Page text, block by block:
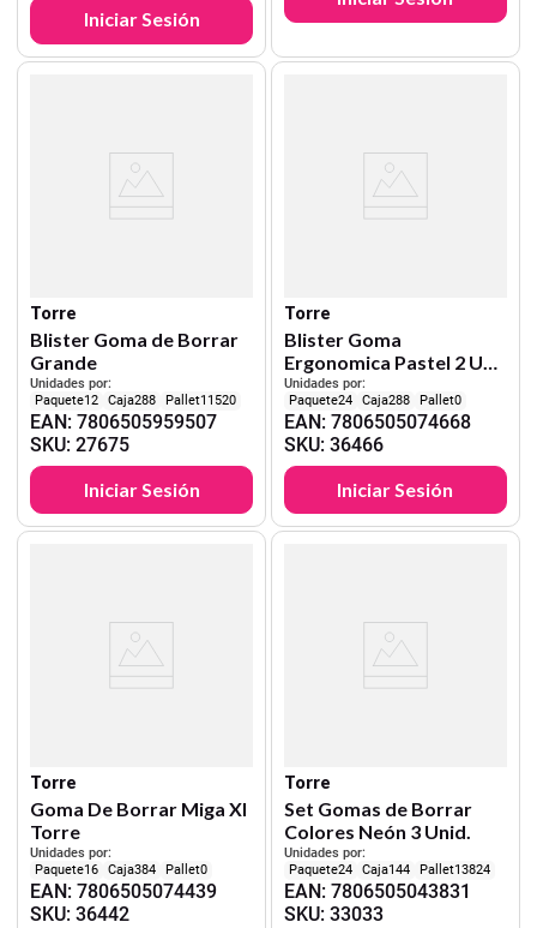
Iniciar Sesión
Torre
Blister Goma de Borrar
Grande
Unidades por:
12
288 11520
EAN:7806505959507
SKU:27675
Iniciar Sesión
Torre
Blister Goma
Ergonomica Pastel 2 Uni
Torre
Unidades por:
24
288 0
EAN: 7806505074668
SKU: 36466
Iniciar Sesión
Torre
Goma De Borrar Miga Xl
Torre
Unidades por:
16
384 0
EAN:7806505074439
SKU:36442
Torre
Set Gomas de Borrar
Colores Neón 3 Unid.
Unidades por:
24
144 13824
EAN: 7806505043831
SKU: 33033